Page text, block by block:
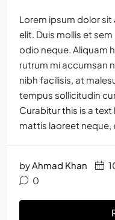
Lorem ipsum dolor
elit. Duis mollis et
odio neque. Aliquam
rutrum mi accumsan
nibh facilisis, at
tempus sollicitudin
Curabitur this is a
mattis laoreet neque,
byAhmad Khan
0